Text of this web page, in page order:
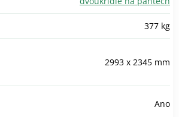
377 kg
2993 x 2345 mm
Ano